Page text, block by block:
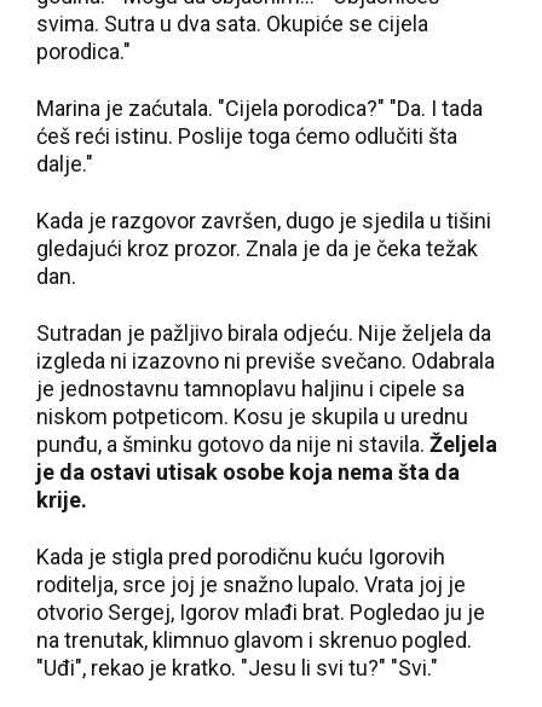
svima. Sutra u dva sata. Okupiće se cijela
porodica."
Marina je zaćutala. "Cijela porodica?" "Da. I tada
ćeš reći istinu. Poslije toga ćemo odlučiti šta
dalje."
Kada je razgovor završen, dugo je sjedila u tišini
gledajući kroz prozor. Znala je da je čeka težak
dan.
Sutradan je pažljivo birala odjeću. Nije željela da
izgleda ni izazovno ni previše svečano. Odabrala
je jednostavnu tamnoplavu haljinu i cipele sa
niskom potpeticom. Kosu je skupila u urednu
punđu, a šminku gotovo da nije ni stavila. Željela
je da ostavi utisak osobe koja nema šta da
krije.
Kada je stigla pred porodičnu kuću Igorovih
roditelja, srce joj je snažno lupalo. Vrata joj je
otvorio Sergej, Igorov mlađi brat. Pogledao ju je
na trenutak, klimnuo glavom i skrenuo pogled.
"Uđi", rekao je kratko. "Jesu li svi tu?" "Svi."